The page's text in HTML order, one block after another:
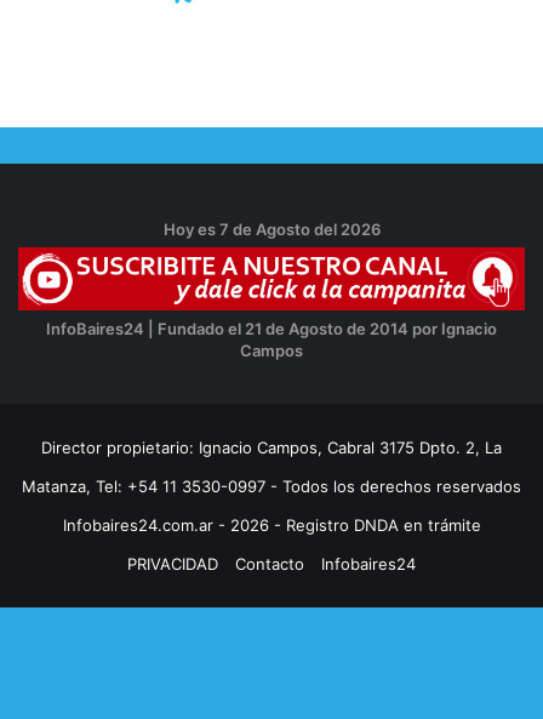
Hoy es 7 de Agosto del 2026
InfoBaires24 | Fundado el 21 de Agosto de 2014 por Ignacio
Campos
Director propietario: Ignacio Campos, Cabral 3175 Dpto. 2, La
Matanza, Tel: +54 11 3530-0997 - Todos los derechos reservados
Infobaires24.com.ar - 2026 - Registro DNDA en trámite
PRIVACIDAD
Contacto Infobaires24